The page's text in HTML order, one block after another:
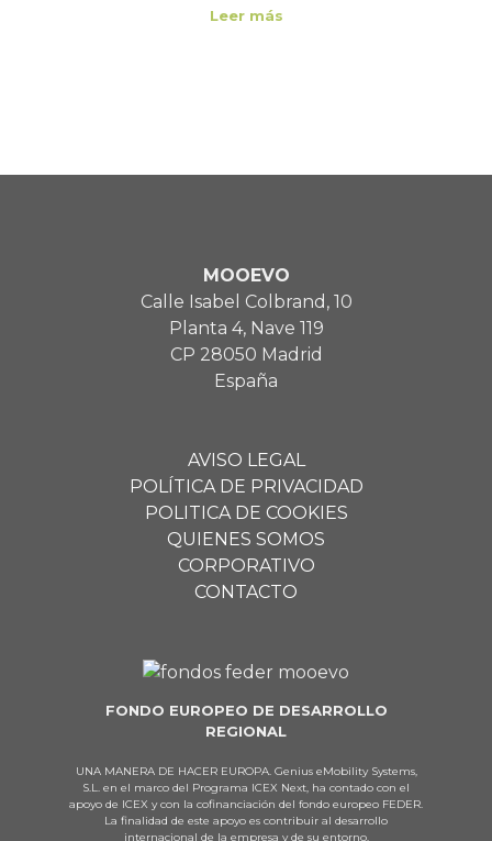
Leer más
MOOEVO
Calle Isabel Colbrand, 10
Planta 4, Nave 119
CP 28050 Madrid
España
AVISO LEGAL
POLÍTICA DE PRIVACIDAD
POLITICA DE COOKIES
QUIENES SOMOS
CORPORATIVO
CONTACTO
FONDO EUROPEO DE DESARROLLO
REGIONAL
UNA MANERA DE HACER EUROPA. Genius eMobility Systems,
S.L. en el marco del Programa ICEX Next, ha contado con el
apoyo de ICEX y con la cofinanciación del fondo europeo FEDER.
La finalidad de este apoyo es contribuir al desarrollo
internacional de la empresa y de su entorno.